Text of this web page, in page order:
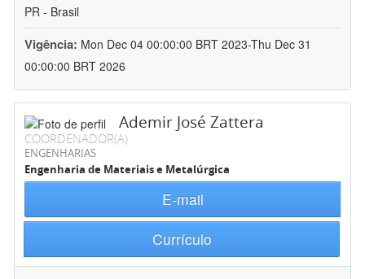
PR - Brasil
Vigência: Mon Dec 04 00:00:00 BRT 2023-Thu Dec 31
00:00:00 BRT 2026
Ademir José Zattera
COORDENADOR(A)
ENGENHARIAS
Engenharia de Materiais e Metalúrgica
E-mail
Currículo